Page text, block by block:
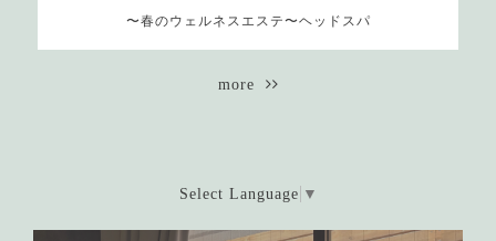
〜春のウェルネスエステ〜ヘッドスパ
more
Select Language ▼